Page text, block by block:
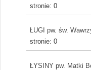
stronie: 0
ŁUGI pw. św.
stronie: 0
ŁYSINY pw. Matki